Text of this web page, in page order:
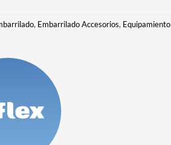
, Embarrilado Accesorios, Equipamiento